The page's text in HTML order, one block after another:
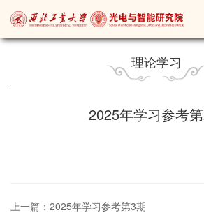
理论学习
2025年学习参考
上一篇：2025年学习参考第3期